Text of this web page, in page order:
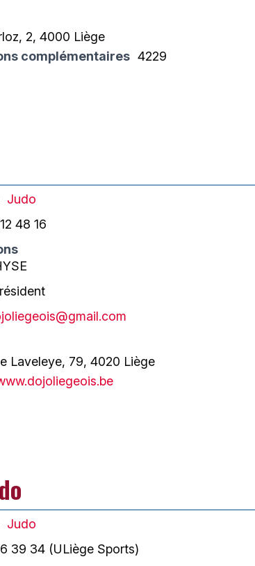
2, 4000 Liège
complémentaires 4229
Judo
48 16
Laveleye, 79, 4020 Liège
Judo
39 34 (ULiège Sports)